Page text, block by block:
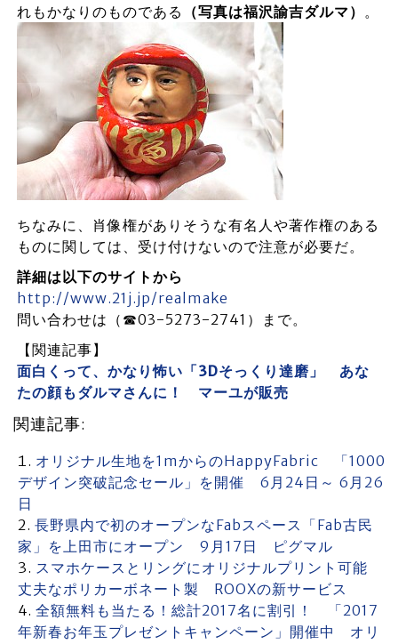
れもかなりのものである
（写真は福沢諭吉ダルマ） 。
ちなみに、肖像権がありそうな有名人や著作権のある
ものに関しては、受け付けないので注意が必要だ。
詳細は以下のサイトから
http://www.21j.jp/realmake
問い合わせは（☎03-5273-2741）まで。
【関連記事】
面白くって、かなり怖い「3Dそっくり達磨」 あな
たの顔もダルマさんに！ マーユが販売
関連記事:
オリジナル生地を1mからのHappyFabric 「1000
デザイン突破記念セール」を開催 6月24日～ 6月26
日
長野県内で初のオープンなFabスペース「Fab古民
家」を上田市にオープン 9月17日 ピグマル
スマホケースとリングにオリジナルプリント可能
丈夫なポリカーボネート製 ROOXの新サービス
全額無料も当たる！総計2017名に割引！ 「2017
年新春お年玉プレゼントキャンペーン」開催中 オリ